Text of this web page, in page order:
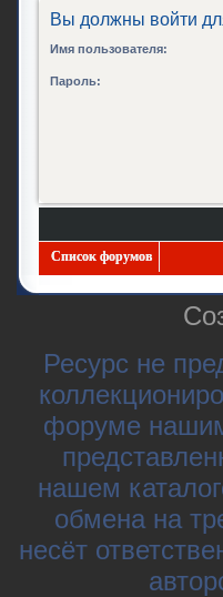
Вы должны войти
Имя пользователя:
Пароль:
Список форумов
Ресурс не
форуме
нашем
обмена на
несёт